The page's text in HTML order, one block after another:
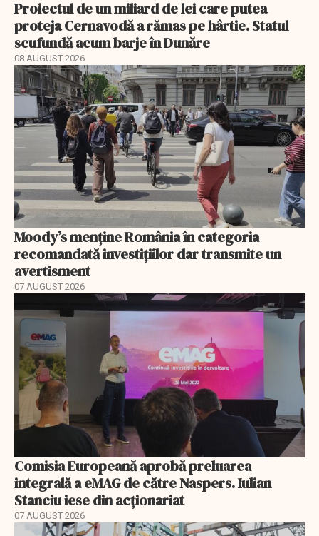
Proiectul de un miliard de lei care putea
proteja Cernavodă a rămas pe hârtie. Statul
scufundă acum barje în Dunăre
08 AUGUST 2026
Moody’s menține România în categoria
recomandată investițiilor dar transmite un
avertisment
07 AUGUST 2026
Comisia Europeană aprobă preluarea
integrală a eMAG de către Naspers. Iulian
Stanciu iese din acționariat
07 AUGUST 2026